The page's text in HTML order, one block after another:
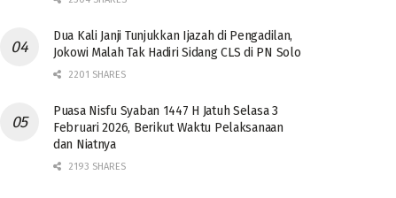
Dua Kali Janji Tunjukkan Ijazah di Pengadilan,
Jokowi Malah Tak Hadiri Sidang CLS di PN Solo
2201 SHARES
Puasa Nisfu Syaban 1447 H Jatuh Selasa 3
Februari 2026, Berikut Waktu Pelaksanaan
dan Niatnya
2193 SHARES